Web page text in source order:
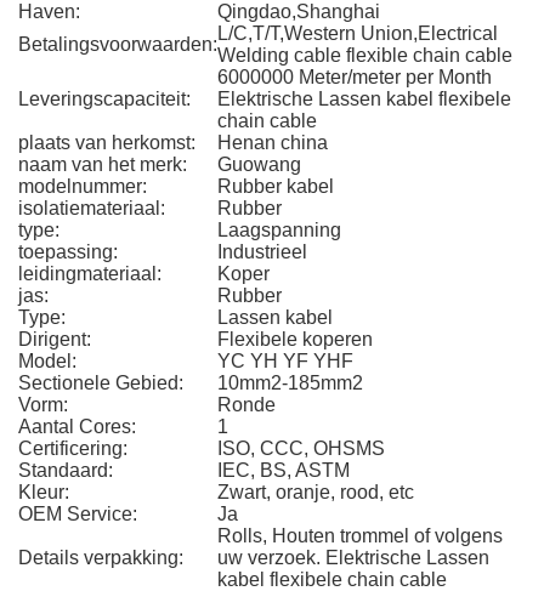
Haven:
Qingdao,Shanghai
Betalingsvoorwaarden:
L/C,T/T,Western Union,Electrical
Welding cable flexible chain cable
Leveringscapaciteit:
6000000 Meter/meter per Month
Elektrische Lassen kabel flexibele
chain cable
plaats van herkomst:
Henan china
naam van het merk:
Guowang
modelnummer:
Rubber kabel
isolatiemateriaal:
Rubber
type:
Laagspanning
toepassing:
Industrieel
leidingmateriaal:
Koper
jas:
Rubber
Type:
Lassen kabel
Dirigent:
Flexibele koperen
Model:
YC YH YF YHF
Sectionele Gebied:
10mm2-185mm2
Vorm:
Ronde
Aantal Cores:
1
Certificering:
ISO, CCC, OHSMS
Standaard:
IEC, BS, ASTM
Kleur:
Zwart, oranje, rood, etc
OEM Service:
Ja
Details verpakking:
Rolls, Houten trommel of volgens
uw verzoek. Elektrische Lassen
kabel flexibele chain cable